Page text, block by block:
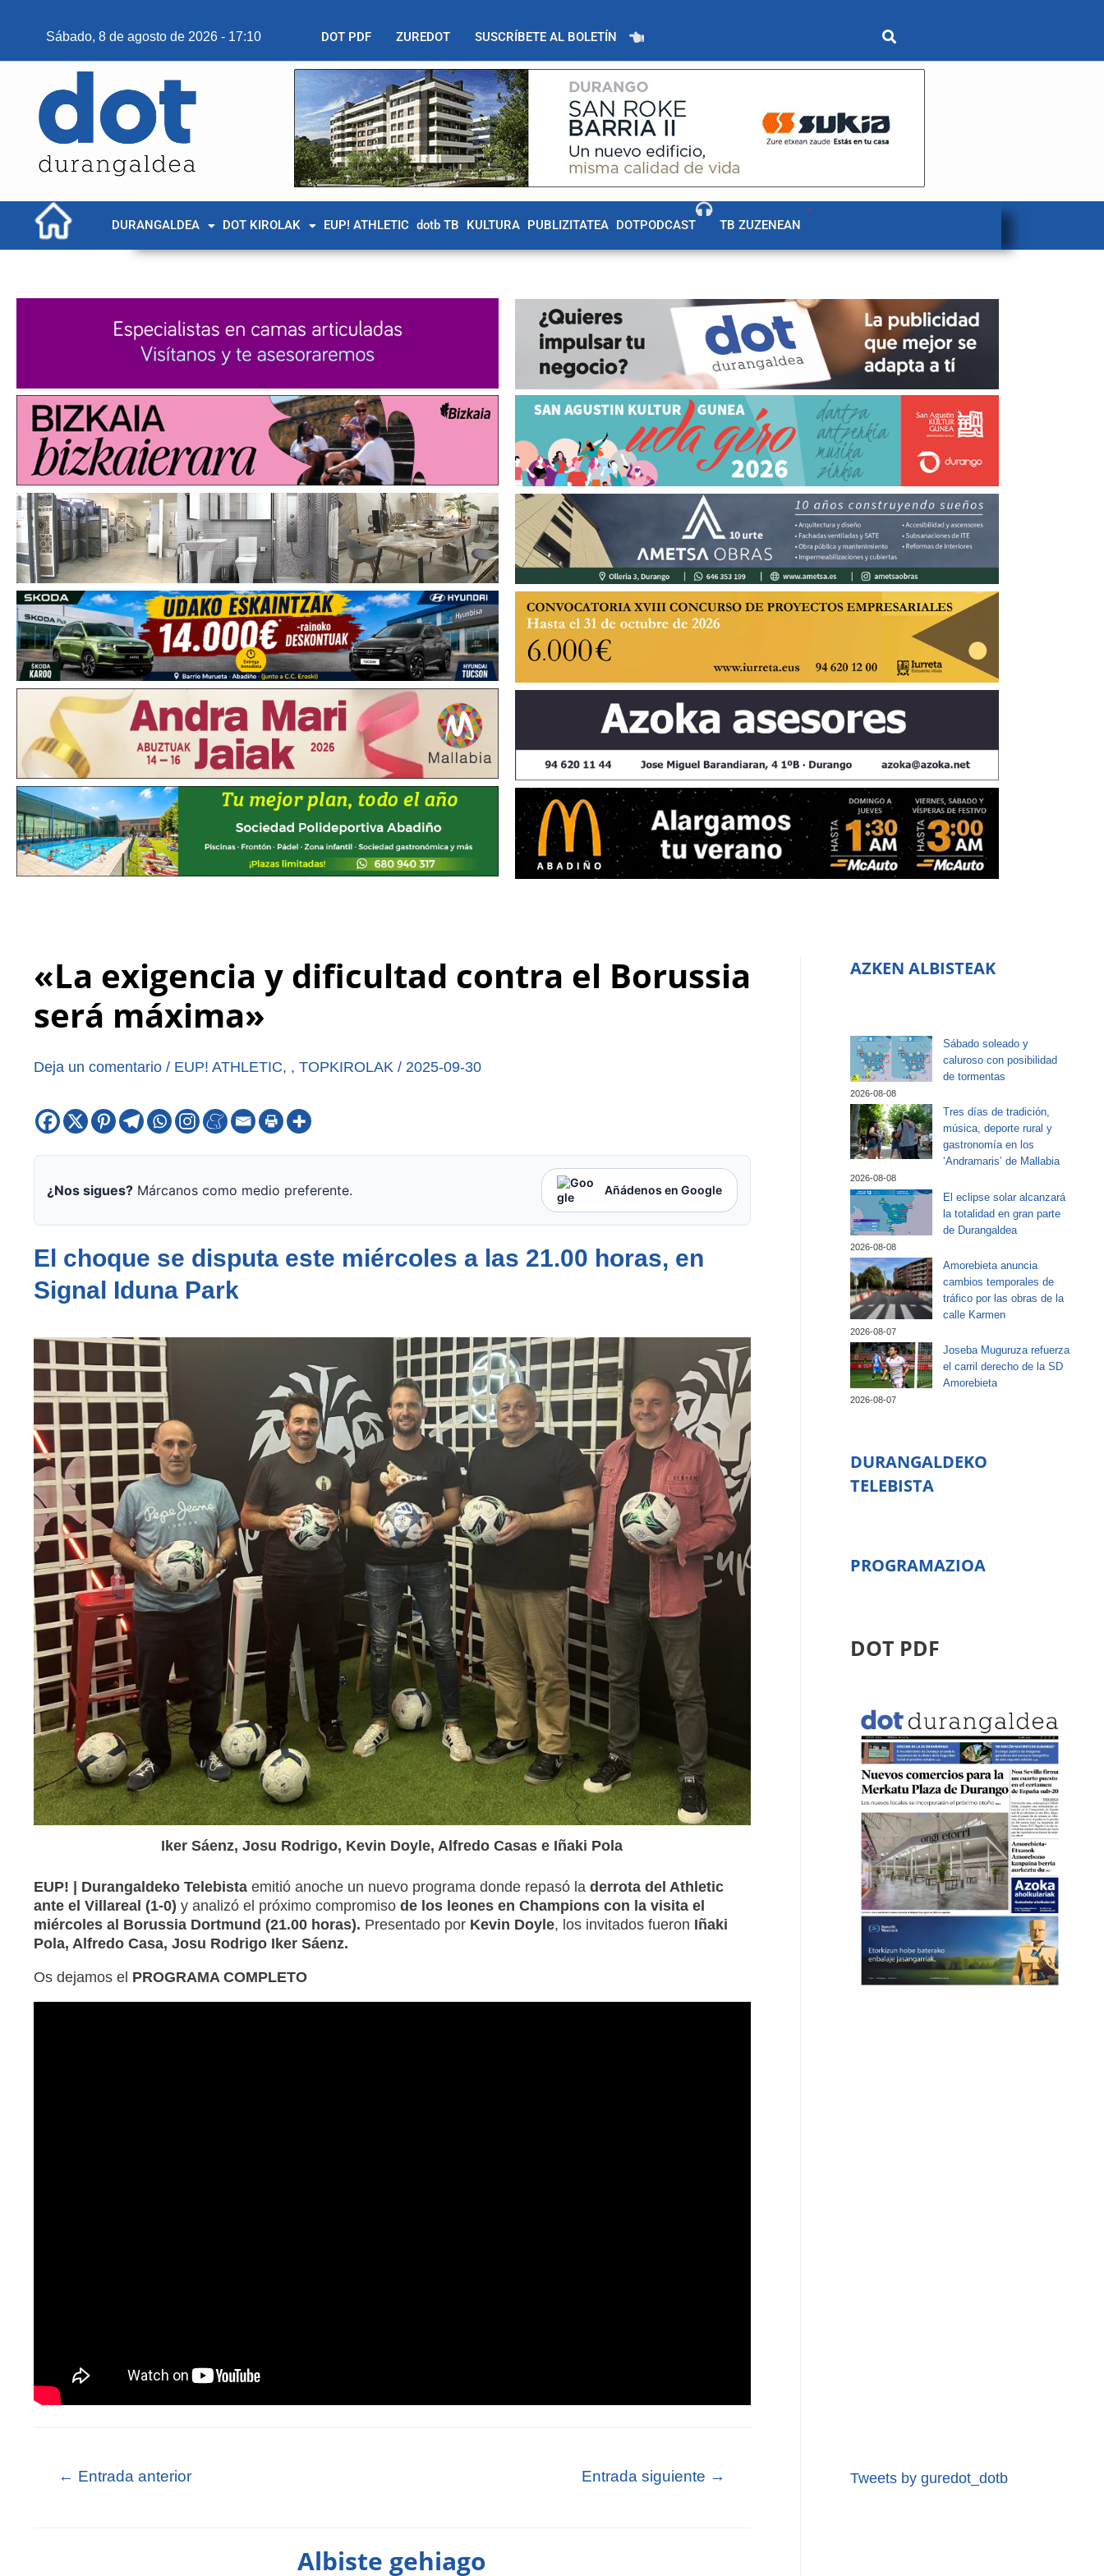
Sábado, 8 de agosto de 2026 - 17:10 DOT PDF ZUREDOT SUSCRÍBETE AL BOLETÍN
DURANGALDEA DOT KIROLAK EUP! ATHLETIC dotb TB KULTURA PUBLIZITATEA DOTPODCAST TB ZUZENEAN
«La exigencia y dificultad contra el Borussia
será máxima»
Deja un comentario / EUP! ATHLETIC, , TOPKIROLAK / 2025-09-30
¿Nos sigues?Márcanos como medio preferente. Añádenos en Google
El choque se disputa este miércoles a las 21.00 horas, en
Signal Iduna Park
Iker Sáenz, Josu Rodrigo, Kevin Doyle, Alfredo Casas e Iñaki Pola
EUP! | Durangaldeko Telebistaemitió anoche un nuevo programa donde repasó laderrota del Athletic
ante el Villareal (1-0) y analizó el próximo compromiso de los leones en Champions con la visita el
miércoles al Borussia Dortmund (21.00 horas). Presentado porKevin Doyle, los invitados fueron Iñaki
Pola, Alfredo Casa, Josu Rodrigo Iker Sáenz.
Os dejamos el PROGRAMA COMPLETO
← Entrada anterior Entrada siguiente →
Albiste gehiago
AZKEN ALBISTEAK
Sábado soleado y
caluroso con posibilidad
de tormentas
2026-08-08
Tres días de tradición,
música, deporte rural y
gastronomía en los
‘Andramaris’ de Mallabia
2026-08-08
El eclipse solar alcanzará
la totalidad en gran parte
de Durangaldea
2026-08-08
Amorebieta anuncia
cambios temporales de
tráfico por las obras de la
calle Karmen
2026-08-07
Joseba Muguruza refuerza
el carril derecho de la SD
Amorebieta
2026-08-07
DURANGALDEKO
TELEBISTA
PROGRAMAZIOA
DOT PDF
Tweets by guredot_dotb